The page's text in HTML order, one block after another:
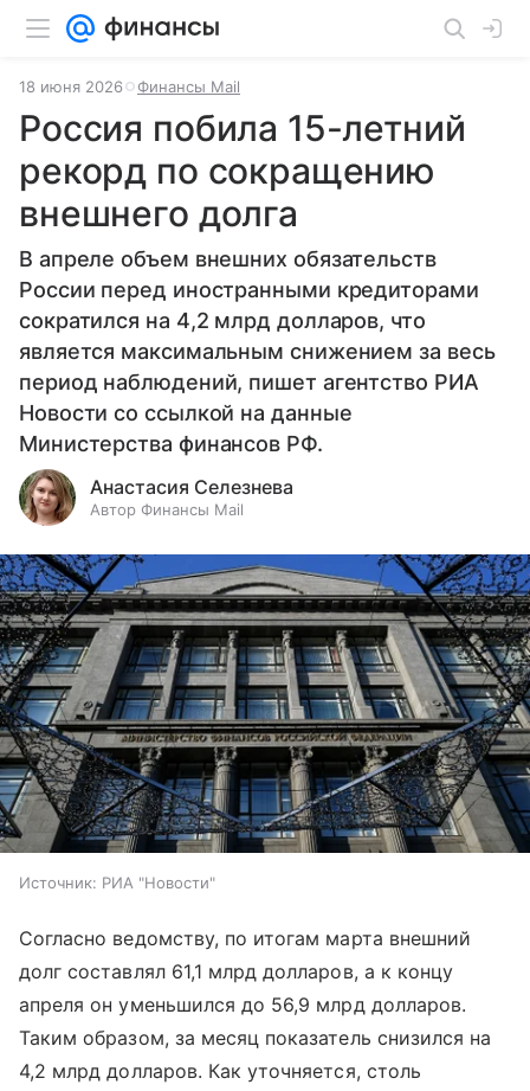
18 июня 2026 Финансы Mail
Россия побила 15-летний
рекорд по сокращению
внешнего долга
В апреле объем внешних обязательств
России перед иностранными кредиторами
сократился на 4,2 млрд долларов, что
является максимальным снижением за весь
период наблюдений, пишет агентство РИА
Новости со ссылкой на данные
Министерства финансов РФ.
Анастасия Селезнева
Автор Финансы Mail
Источник: РИА "Новости"
Согласно ведомству, по итогам марта внешний
долг составлял 61,1 млрд долларов, а к концу
апреля он уменьшился до 56,9 млрд долларов.
Таким образом, за месяц показатель снизился на
4,2 млрд долларов. Как уточняется, столь